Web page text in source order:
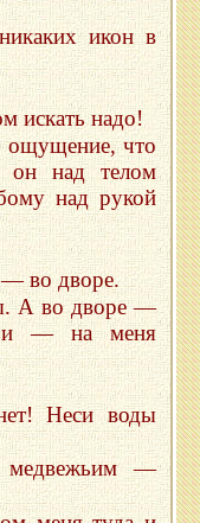
икон в
искать надо!
что
он над телом
над рукой
во дворе.
А во дворе —
— на меня
Неси воды
—